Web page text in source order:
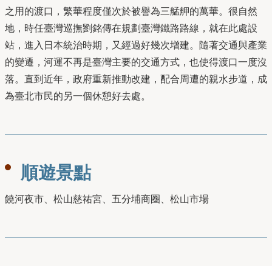
之用的渡口，繁華程度僅次於被譽為三艋舺的萬華。很自然
地，時任臺灣巡撫劉銘傳在規劃臺灣鐵路路線，就在此處設
站，進入日本統治時期，又經過好幾次增建。隨著交通與產業
的變遷，河運不再是臺灣主要的交通方式，也使得渡口一度沒
落。直到近年，政府重新推動改建，配合周遭的親水步道，成
為臺北市民的另一個休憩好去處。
順遊景點
饒河夜市、松山慈祐宮、五分埔商圈、松山市場